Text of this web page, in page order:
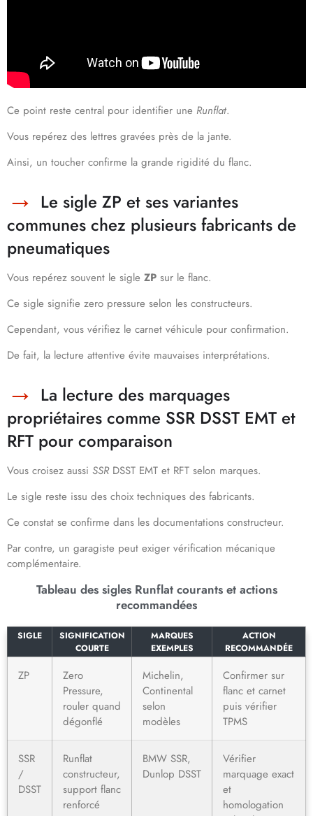
Ce point reste central pour identifier une Runflat.
Vous repérez des lettres gravées près de la jante.
Ainsi, un toucher confirme la grande rigidité du flanc.
Le sigle ZP et ses variantes
communes chez plusieurs fabricants de
pneumatiques
Vous repérez souvent le sigle ZP sur le flanc.
Ce sigle signifie zero pressure selon les constructeurs.
Cependant, vous vérifiez le carnet véhicule pour confirmation.
De fait, la lecture attentive évite mauvaises interprétations.
La lecture des marquages
propriétaires comme SSR DSST EMT et
RFT pour comparaison
Vous croisez aussi SSRDSST EMT et RFT selon marques.
Le sigle reste issu des choix techniques des fabricants.
Ce constat se confirme dans les documentations constructeur.
Par contre, un garagiste peut exiger vérification mécanique
complémentaire.
Tableau des sigles Runflat courants et actions
recommandées
SIGLE
SIGNIFICATION
COURTE
MARQUES
EXEMPLES
ACTION
RECOMMANDÉE
ZP
Zero
Pressure,
rouler quand
dégonflé
Michelin,
Continental
selon
modèles
Confirmer sur
flanc et carnet
puis vérifier
TPMS
SSR
/
DSST
Runflat
constructeur,
support flanc
renforcé
BMW SSR,
Dunlop DSST
Vérifier
marquage exact
et
homologation